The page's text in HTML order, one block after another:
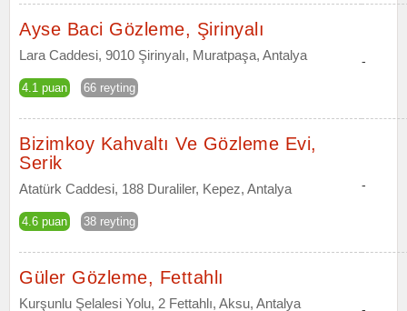
Ayse Baci Gözleme, Şirinyalı
Lara Caddesi, 9010 Şirinyalı, Muratpaşa, Antalya
4.1 puan 66 reyting
-
Bizimkoy Kahvaltı Ve Gözleme Evi,
Serik
Atatürk Caddesi, 188 Duraliler, Kepez, Antalya
4.6 puan 38 reyting
-
Güler Gözleme, Fettahlı
Kurşunlu Şelalesi Yolu, 2 Fettahlı, Aksu, Antalya